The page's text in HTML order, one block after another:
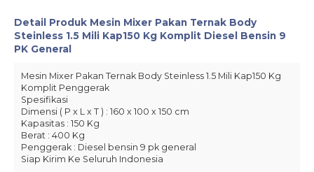
Detail Produk Mesin Mixer Pakan Ternak Body
Steinless 1.5 Mili Kap150 Kg Komplit Diesel Bensin 9
PK General
Mesin Mixer Pakan Ternak Body Steinless 1.5 Mili Kap150 Kg
Komplit Penggerak
Spesifikasi
Dimensi ( P x L x T ) : 160 x 100 x 150 cm
Kapasitas : 150 Kg
Berat : 400 Kg
Penggerak : Diesel bensin 9 pk general
Siap Kirim Ke Seluruh Indonesia